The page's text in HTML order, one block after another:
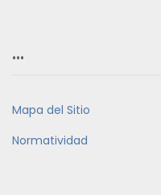
…
Mapa del Sitio
Normatividad